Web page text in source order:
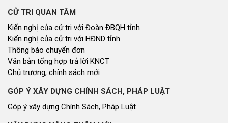
CỬ TRI QUAN TÂM
Kiến nghị của cử tri với Đoàn ĐBQH tỉnh
Kiến nghị của cử tri với HĐND tỉnh
Thông báo chuyển đơn
Văn bản tổng hợp trả lời KNCT
Chủ trương, chính sách mới
GÓP Ý XÂY DỰNG CHÍNH SÁCH, PHÁP LUẬT
Góp ý xây dựng Chính Sách, Pháp Luật